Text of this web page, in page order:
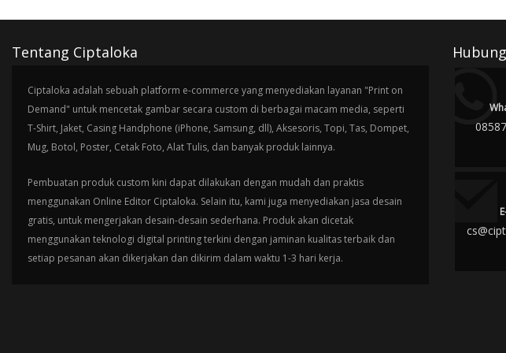
Tentang Ciptaloka
Ciptaloka adalah sebuah platform e-commerce yang menyediakan layanan "Print on
Demand" untuk mencetak gambar secara custom di berbagai macam media, seperti
T-Shirt, Jaket, Casing Handphone (iPhone, Samsung, dll), Aksesoris, Topi, Tas, Dompet,
Mug, Botol, Poster, Cetak Foto, Alat Tulis, dan banyak produk lainnya.
Pembuatan produk custom kini dapat dilakukan dengan mudah dan praktis
menggunakan Online Editor Ciptaloka. Selain itu, kami juga menyediakan jasa desain
gratis, untuk mengerjakan desain-desain sederhana. Produk akan dicetak
menggunakan teknologi digital printing terkini dengan jaminan kualitas terbaik dan
setiap pesanan akan dikerjakan dan dikirim dalam waktu 1-3 hari kerja.